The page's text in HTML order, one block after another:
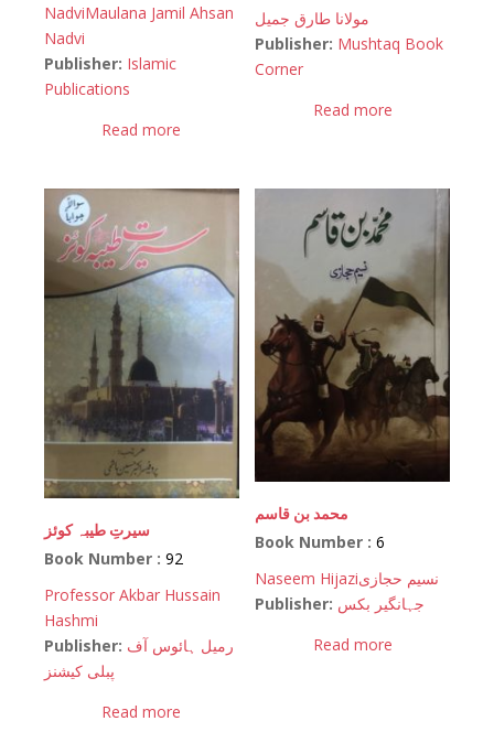
NadviMaulana Jamil Ahsan
Nadvi
Publisher: Islamic
Publications
Read more
مولانا طارق جمیل
Publisher: Mushtaq Book
Corner
Read more
سیرتِ طیبہ کوئز
Book Number : 92
Professor Akbar Hussain
Hashmi
Publisher: رمیل ہائوس آف
پبلی کیشنز
Read more
محمد بن قاسم
Book Number :6
Naseem Hijaziنسیم حجازی
Publisher: جہانگیر بکس
Read more